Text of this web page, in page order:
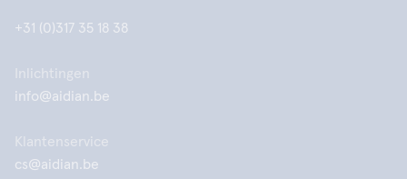
+31 (0)317 35 18 38
Inlichtingen
info@aidian.be
Klantenservice
cs@aidian.be